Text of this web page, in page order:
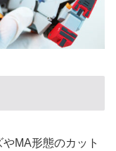
MA形態のカット